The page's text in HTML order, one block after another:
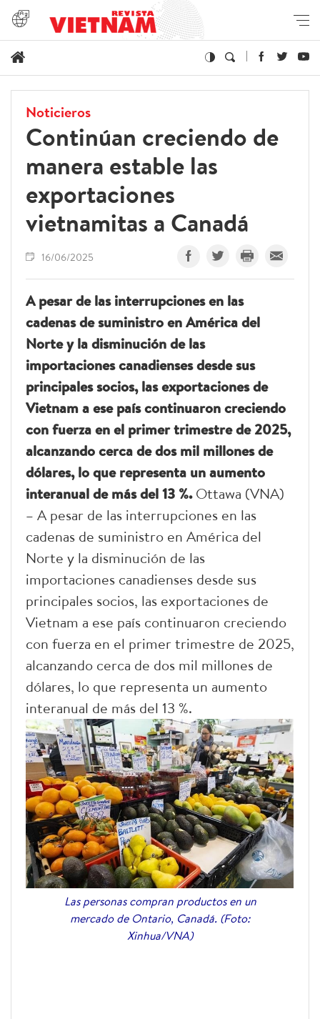
Noticieros
Continúan creciendo de
manera estable las
exportaciones
vietnamitas a Canadá
16/06/2025
A pesar de las interrupciones en las
cadenas de suministro en América del
Norte y la disminución de las
importaciones canadienses desde sus
principales socios, las exportaciones de
Vietnam a ese país continuaron creciendo
con fuerza en el primer trimestre de 2025,
alcanzando cerca de dos mil millones de
dólares, lo que representa un aumento
interanual de más del 13 %. Ottawa (VNA)
– A pesar de las interrupciones en las
cadenas de suministro en América del
Norte y la disminución de las
importaciones canadienses desde sus
principales socios, las exportaciones de
Vietnam a ese país continuaron creciendo
con fuerza en el primer trimestre de 2025,
alcanzando cerca de dos mil millones de
dólares, lo que representa un aumento
interanual de más del 13 %.
Las personas compran productos en un
mercado de Ontario, Canadá. (Foto:
Xinhua/VNA)